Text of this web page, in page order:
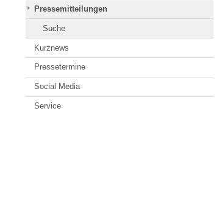
Pressemitteilungen
Suche
Kurznews
Pressetermine
Social Media
Service